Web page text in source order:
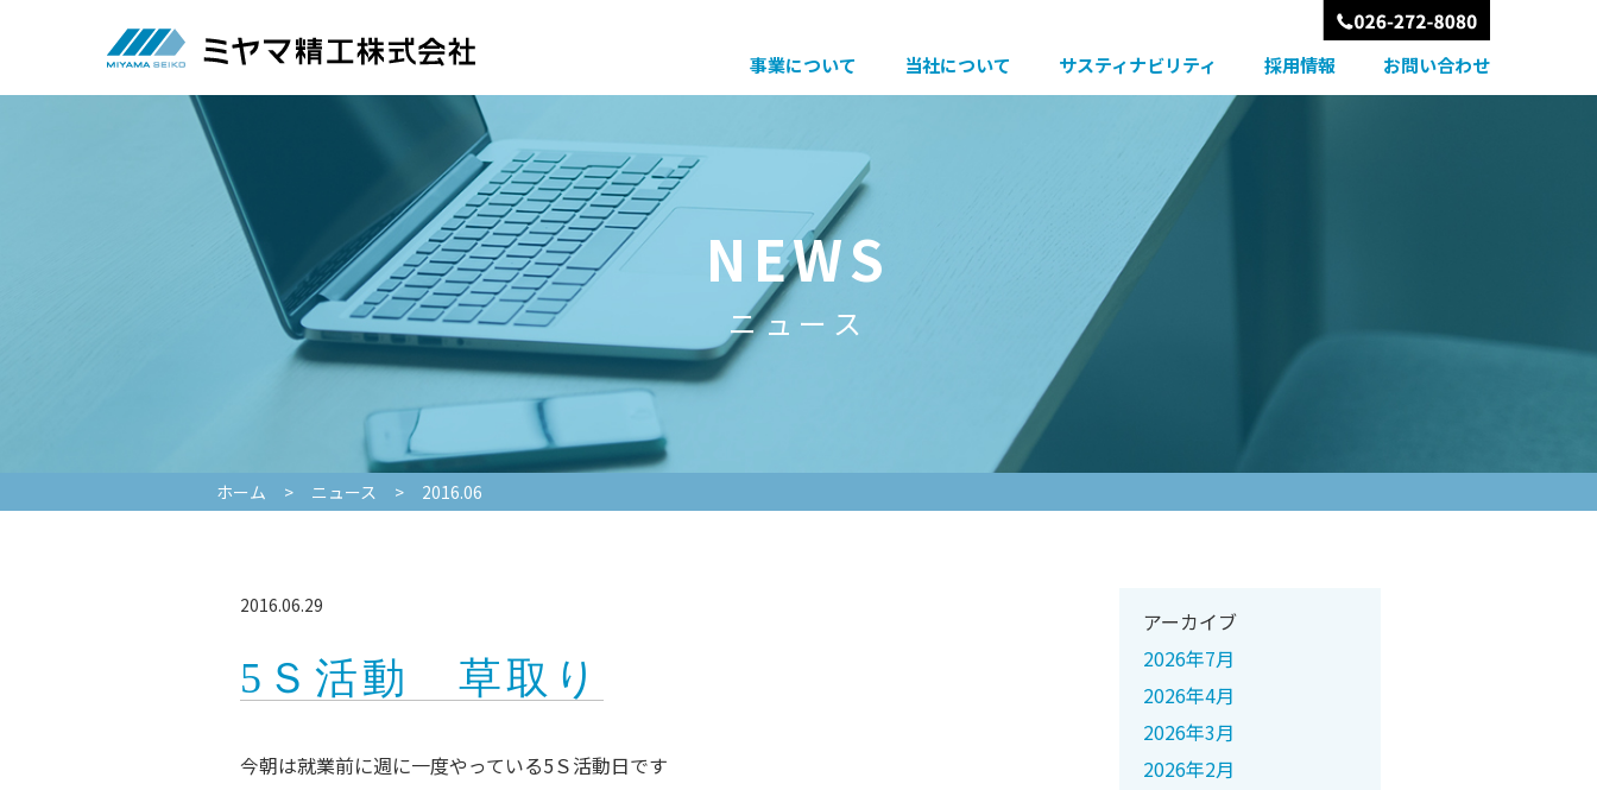
事業について 当社について サスティナビリティ 採用情報 お問い合わせ
NEWS
ニュース
ホーム > ニュース > 2016.06
2016.06.29
5Ｓ活動 草取り
今朝は就業前に週に一度やっている5Ｓ活動日です
アーカイブ
2026年7月
2026年4月
2026年3月
2026年2月